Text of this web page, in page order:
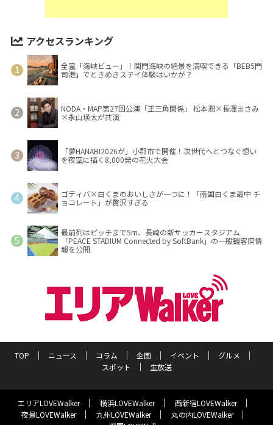
アクセスランキング
全室「海峡ビュー」！関門海峡の絶景を満喫できる「BEB5門
司港」でときめきステイ体験はいかが？
NODA・MAP第27回公演「正三角関係」 松本潤×長澤まさみ
×永山瑛太が共演
「夢HANABI2026が」小郡市で開催！次世代へとつなぐ想い
を夜空に描く8,000発の花火大会
ゴディバ×白くまのおいしさが一つに！「南国白くま最中 チ
ョコレート」が贅沢すぎる
最前列はピッチまで5m、長崎の新サッカースタジアム
「PEACE STADIUM Connected by SoftBank」の一般観客席情
報を公開
TOP ニュース コラム 企画 イベント
グルメ
スポット
生放送
エリアLOVEWalker 横浜LOVEWalker
西新宿LOVEWalker
夜景LOVEWalker
九州LOVEWalker
丸の内LOVEWalker